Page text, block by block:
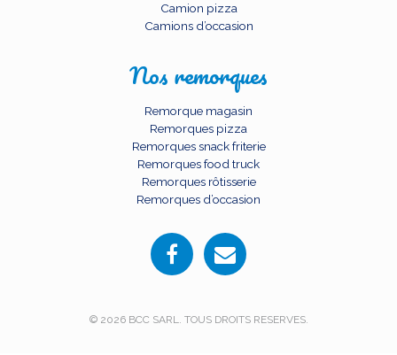
Camion pizza
Camions d’occasion
Nos remorques
Remorque magasin
Remorques pizza
Remorques snack friterie
Remorques food truck
Remorques rôtisserie
Remorques d’occasion
© 2026 BCC SARL. TOUS DROITS RESERVES.